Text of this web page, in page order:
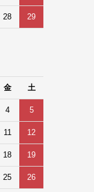
28 29
金 土
4 5
11 12
18 19
25 26